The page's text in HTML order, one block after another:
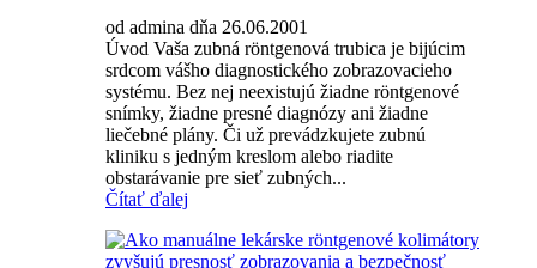
od admina dňa 26.06.2001
Úvod Vaša zubná röntgenová trubica je bijúcim
srdcom vášho diagnostického zobrazovacieho
systému. Bez nej neexistujú žiadne röntgenové
snímky, žiadne presné diagnózy ani žiadne
liečebné plány. Či už prevádzkujete zubnú
kliniku s jedným kreslom alebo riadite
obstarávanie pre sieť zubných...
Čítať ďalej